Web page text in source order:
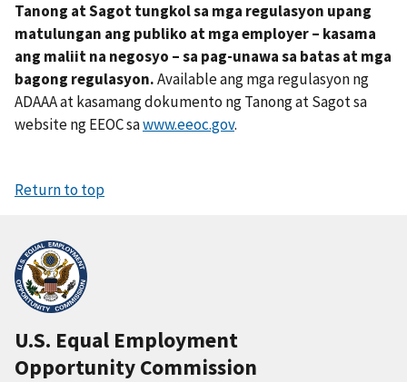
Tanong at Sagot tungkol sa mga regulasyon upang
matulungan ang publiko at mga employer – kasama
ang maliit na negosyo – sa pag-unawa sa batas at mga
bagong regulasyon.Available ang mga regulasyon ng
ADAAA at kasamang dokumento ng Tanong at Sagot sa
website ng EEOC sawww.eeoc.gov.
Return to top
U.S. Equal Employment
Opportunity Commission